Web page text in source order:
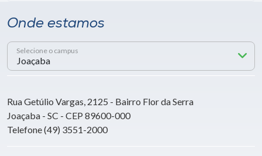
Onde estamos
Selecione o campus
Rua Getúlio Vargas, 2125 - Bairro Flor da Serra
Joaçaba - SC - CEP 89600-000
Telefone (49) 3551-2000